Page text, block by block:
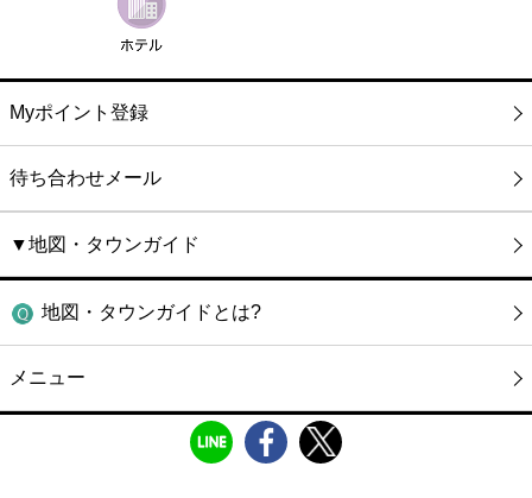
Myポイント登録
待ち合わせメール
▼地図・タウンガイド
地図・タウンガイドとは?
メニュー